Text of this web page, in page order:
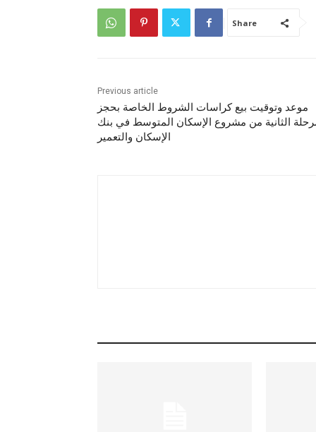
Share
Previous article
موعد وتوقيت بيع كراسات الشروط الخاصة بحجز
الثانية من مشروع الإسكان المتوسط في بنك
الإسكان والتعمير